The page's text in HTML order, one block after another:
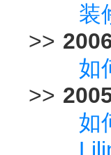
装
>>
如
>>
如